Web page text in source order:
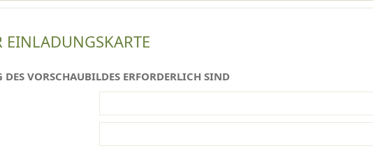
VORSCHAUBILDES ERFORDERLICH SIND